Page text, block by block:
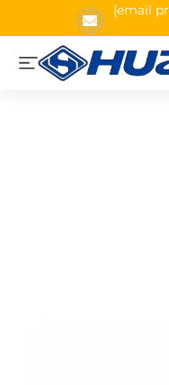
[email